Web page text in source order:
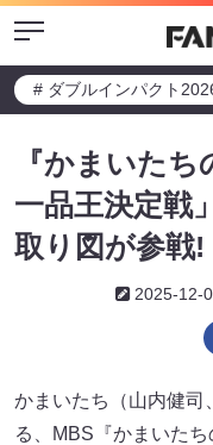
Menu
# ダブルインパクト
『かまいた
一品王決定戦
取り図が参戦!
2025-12-
かまいたち（山内健司
る、MBS『かまいた